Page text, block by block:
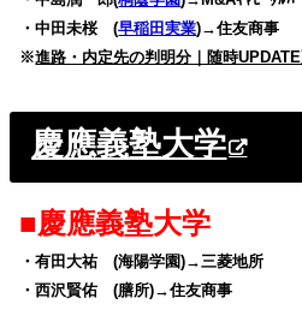
・中田未桜 (早稲田実業)→住友商事
※進路・内定先の判明分｜随時
慶應義塾大学
■慶應義塾大学
・有田大祐 (海陽学園)→三菱地所
・西沢賢佑 (膳所)→住友商事